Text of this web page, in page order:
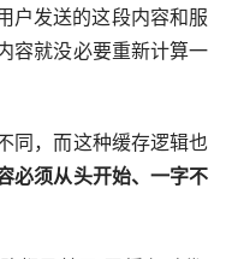
户发送的这段内容和服
容就没必要重新计算一
同，而这种缓存逻辑也
必须从头开始、一字不